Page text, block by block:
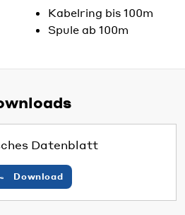
Kabelring bis 100m
Spule ab 100m
Datenblatt
Download